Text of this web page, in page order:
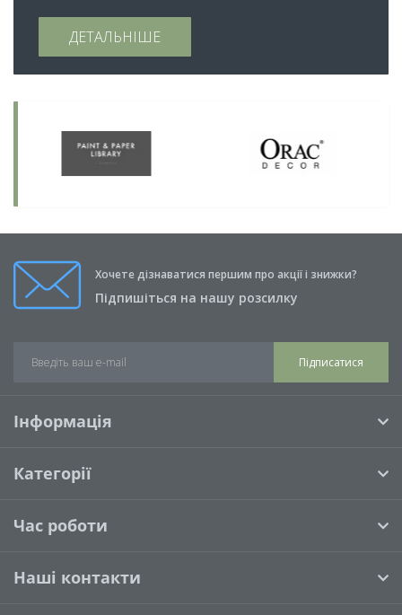
ДЕТАЛЬНІШЕ
Хочете дізнаватися першим про акції і знижки?
Підпишіться на нашу розсилку
Підписатися
Інформація
Категорії
Час роботи
Наші контакти